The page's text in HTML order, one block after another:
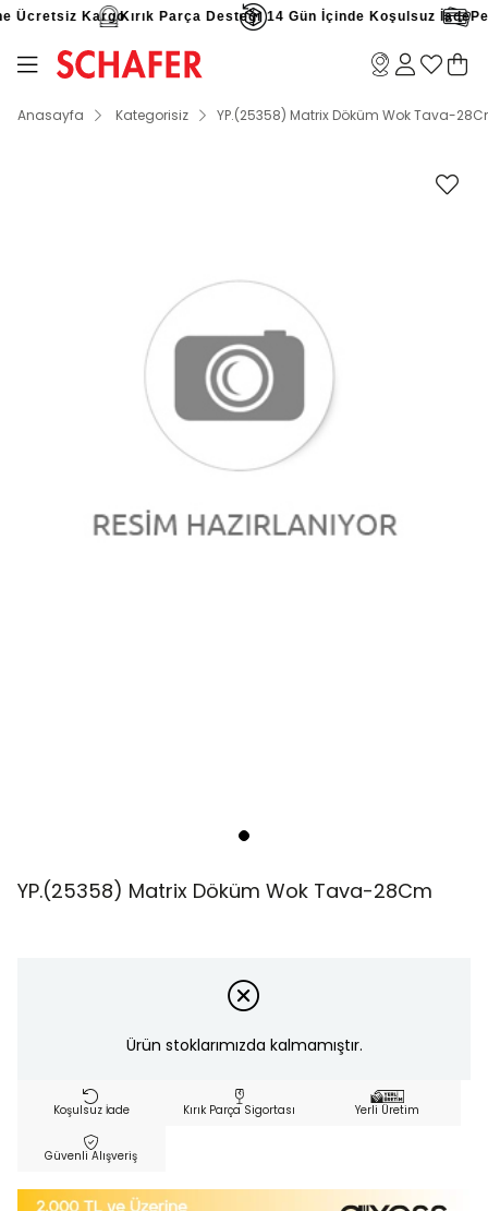
Ücretsiz KargoKırık Parça Desteği 14 Gün İçinde Koşulsuz İade
Anasayfa Kategorisiz YP.(25358) Matrix Döküm Wok Tava-
YP.(25358) Matrix Döküm Wok Tava-28Cm
Ürün stoklarımızda kalmamıştır.
Koşulsuz İade Kırık Parça Sigortası Yerli Üretim
Güvenli Alışveriş